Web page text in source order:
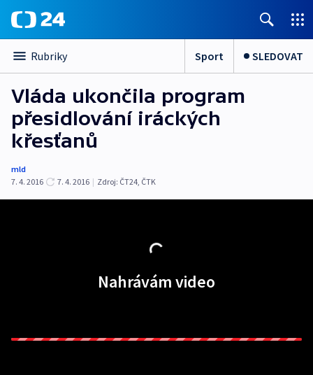
Rubriky Sport SLEDOVAT
Vláda ukončila program
přesidlování iráckých
křesťanů
mld
7. 4. 2016
7. 4. 2016 | Zdroj: ČT24, ČTK
Nahrávám video